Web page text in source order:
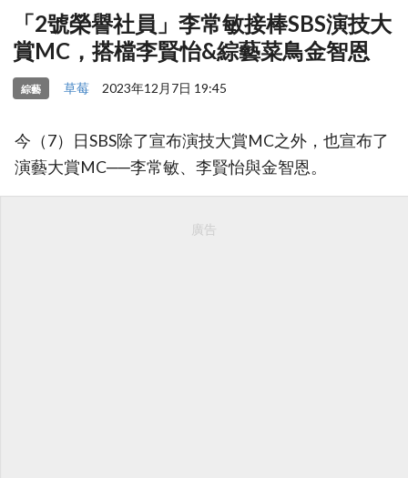
「2號榮譽社員」李常敏接棒SBS演技大
賞MC，搭檔李賢怡&綜藝菜鳥金智恩
綜藝 草莓 2023年12月7日 19:45
今（7）日SBS除了宣布演技大賞MC之外，也宣布了
演藝大賞MC──李常敏、李賢怡與金智恩。
廣告